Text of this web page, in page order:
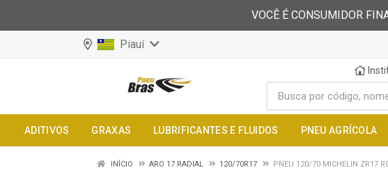
VOCÊ É CONSUMIDOR
Piauí
ADITIVOS GRAXAS LUBRIFICANTES E FLUIDOS PNEU AGRÍCOLA
INÍCIO ARO 17 RADIAL 120/70R17 PNEU 120/70 MICHELIN ZR17